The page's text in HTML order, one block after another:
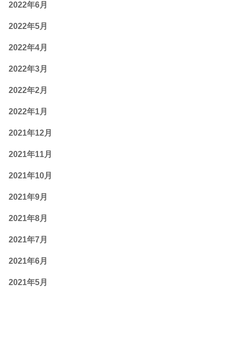
2022年6月
2022年5月
2022年4月
2022年3月
2022年2月
2022年1月
2021年12月
2021年11月
2021年10月
2021年9月
2021年8月
2021年7月
2021年6月
2021年5月